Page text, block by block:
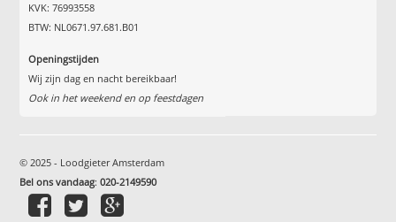
KVK: 76993558
BTW: NL0671.97.681.B01
Openingstijden
Wij zijn dag en nacht bereikbaar!
Ook in het weekend en op feestdagen
© 2025 - Loodgieter Amsterdam
Bel ons vandaag:020-2149590